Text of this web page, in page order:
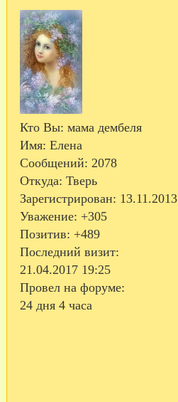
Кто Вы: мама дембеля
Имя: Елена
Сообщений: 2078
Откуда: Тверь
Зарегистрирован: 13.11.2013
Уважение: +305
Позитив: +489
Последний визит:
21.04.2017 19:25
Провел на форуме:
24 дня 4 часа